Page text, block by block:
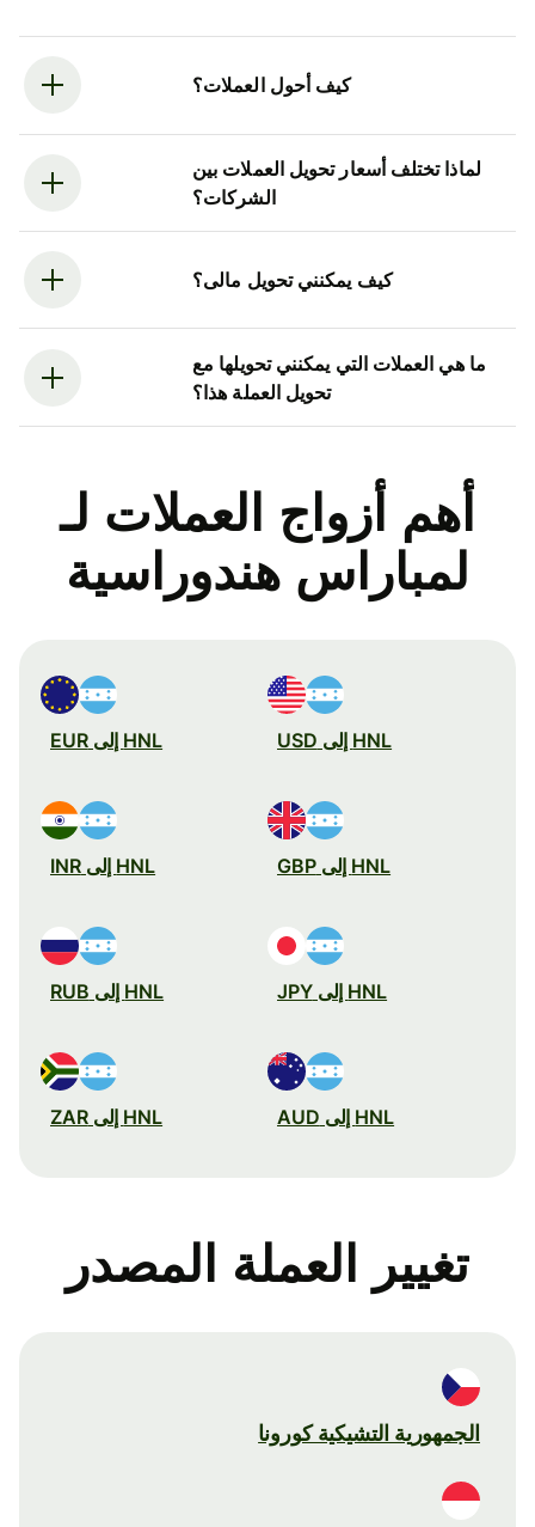
كيف أحول العملات؟
لماذا تختلف أسعار تحويل العملات بين
الشركات؟
كيف يمكنني تحويل مالى؟
ما هي العملات التي يمكنني تحويلها مع
تحويل العملة هذا؟
أهم أزواج العملات لـ
لمباراس هندوراسية
HNL إلى USD HNL إلى EUR
HNL إلى GBP HNL إلى INR
HNL إلى JPY HNL إلى RUB
HNL إلى AUD HNL إلى ZAR
تغيير العملة المصدر
الجمهورية التشيكية كورونا